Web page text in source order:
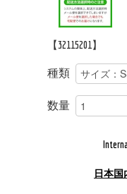
【32115201】
種類
数量
日本